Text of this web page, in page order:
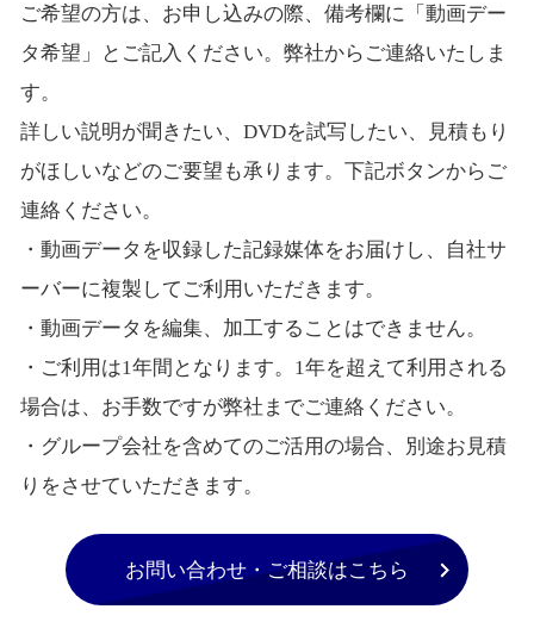
ご希望の方は、お申し込みの際、備考欄に「動画デー
タ希望」とご記入ください。弊社からご連絡いたしま
す。
詳しい説明が聞きたい、DVDを試写したい、見積もり
がほしいなどのご要望も承ります。下記ボタンからご
連絡ください。
・動画データを収録した記録媒体をお届けし、自社サ
ーバーに複製してご利用いただきます。
・動画データを編集、加工することはできません。
・ご利用は1年間となります。1年を超えて利用される
場合は、お手数ですが弊社までご連絡ください。
・グループ会社を含めてのご活用の場合、別途お見積
りをさせていただきます。
お問い合わせ・ご相談はこちら